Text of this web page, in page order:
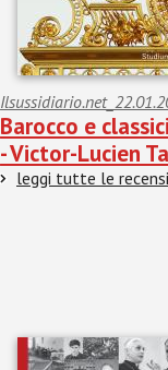
Barocco e
- Victor-Lucien
leggi tutte le